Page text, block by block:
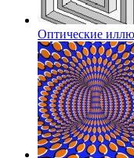
Оптические